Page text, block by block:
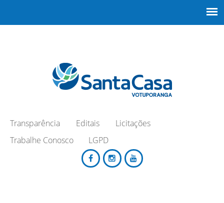
Transparência Editais
Licitações
Trabalhe Conosco
LGPD